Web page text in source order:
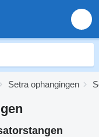
Setra ophangingen